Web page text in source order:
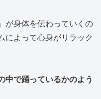
が身体を伝わっていくの
によって心身がリラック
中で踊っているかのよう